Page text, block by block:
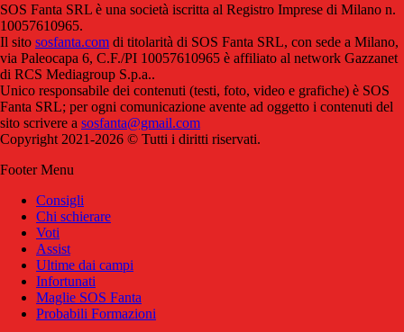
SOS Fanta SRL è una società iscritta al Registro Imprese di Milano n.
10057610965.
Il sito sosfanta.com di titolarità di SOS Fanta SRL, con sede a Milano,
via Paleocapa 6, C.F./PI 10057610965 è affiliato al network Gazzanet
di RCS Mediagroup S.p.a..
Unico responsabile dei contenuti (testi, foto, video e grafiche) è SOS
Fanta SRL; per ogni comunicazione avente ad oggetto i contenuti del
sito scrivere a sosfanta@gmail.com
Copyright 2021-2026 © Tutti i diritti riservati.
Footer Menu
Consigli
Chi schierare
Voti
Assist
Ultime dai campi
Infortunati
Maglie SOS Fanta
Probabili Formazioni